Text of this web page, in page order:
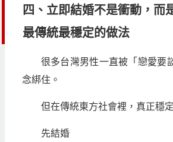
四、立即結婚不是衝動，而
最傳統最穩定的做法
很多台灣男性一直被「戀愛要
念綁住。
但在傳統東方社會裡，真正穩
先結婚